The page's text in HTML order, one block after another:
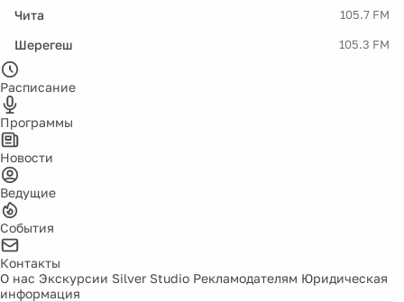
Чита 105.7 FM
Шерегеш 105.3 FM
Расписание
Программы
Новости
Ведущие
События
Контакты
О нас Экскурсии Silver Studio Рекламодателям Юридическая
информация